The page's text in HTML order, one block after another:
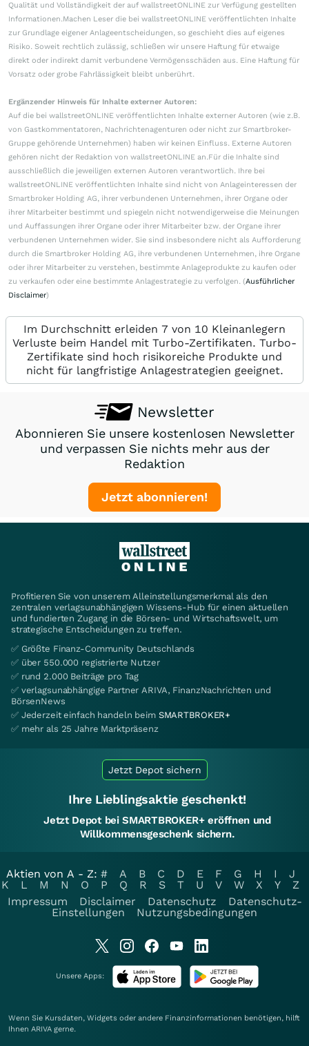
Qualität und Vollständigkeit der auf wallstreetONLINE zur Verfügung gestellten
Informationen.Machen Leser die bei wallstreetONLINE veröffentlichten Inhalte
zur Grundlage eigener Anlageentscheidungen, so geschieht dies auf eigenes
Risiko. Soweit rechtlich zulässig, schließen wir unsere Haftung für etwaige
direkt oder indirekt damit verbundene Vermögensschäden aus. Eine Haftung für
Vorsatz oder grobe Fahrlässigkeit bleibt unberührt.
Ergänzender Hinweis für Inhalte externer Autoren:
Auf die bei wallstreetONLINE veröffentlichten Inhalte externer Autoren (wie z.B.
von Gastkommentatoren, Nachrichtenagenturen oder nicht zur Smartbroker-
Gruppe gehörende Unternehmen) haben wir keinen Einfluss. Externe Autoren
gehören nicht der Redaktion von wallstreetONLINE an.Für die Inhalte sind
ausschließlich die jeweiligen externen Autoren verantwortlich. Ihre bei
wallstreetONLINE veröffentlichten Inhalte sind nicht von Anlageinteressen der
Smartbroker Holding AG, ihrer verbundenen Unternehmen, ihrer Organe oder
ihrer Mitarbeiter bestimmt und spiegeln nicht notwendigerweise die Meinungen
und Auffassungen ihrer Organe oder ihrer Mitarbeiter bzw. der Organe ihrer
verbundenen Unternehmen wider. Sie sind insbesondere nicht als Aufforderung
durch die Smartbroker Holding AG, ihre verbundenen Unternehmen, ihre Organe
oder ihrer Mitarbeiter zu verstehen, bestimmte Anlageprodukte zu kaufen oder
zu verkaufen oder eine bestimmte Anlagestrategie zu verfolgen. (Ausführlicher
Disclaimer)
Im Durchschnitt erleiden 7 von 10 Kleinanlegern
Verluste beim Handel mit Turbo-Zertifikaten. Turbo-
Zertifikate sind hoch risikoreiche Produkte und
nicht für langfristige Anlagestrategien geeignet.
Newsletter
Abonnieren Sie unsere kostenlosen Newsletter
und verpassen Sie nichts mehr aus der
Redaktion
Jetzt abonnieren!
Profitieren Sie von unserem Alleinstellungsmerkmal als den
zentralen verlagsunabhängigen Wissens-Hub für einen aktuellen
und fundierten Zugang in die Börsen- und Wirtschaftswelt, um
strategische Entscheidungen zu treffen.
✅ Größte Finanz-Community Deutschlands
✅ über 550.000 registrierte Nutzer
✅ rund 2.000 Beiträge pro Tag
✅ verlagsunabhängige Partner ARIVA, FinanzNachrichten und
BörsenNews
✅ Jederzeit einfach handeln beim SMARTBROKER+
✅ mehr als 25 Jahre Marktpräsenz
Jetzt Depot sichern
Ihre Lieblingsaktie geschenkt!
Jetzt Depot bei SMARTBROKER+ eröffnen und
Willkommensgeschenk sichern.
Aktien von A - Z: # A B C D E F G H I
J
K
L M N O P Q R S T U V W X Y
Z
Impressum
Disclaimer Datenschutz
Datenschutz-
Einstellungen
Nutzungsbedingungen
Unsere Apps:
Wenn Sie Kursdaten, Widgets oder andere Finanzinformationen benötigen, hilft
Ihnen ARIVA gerne.